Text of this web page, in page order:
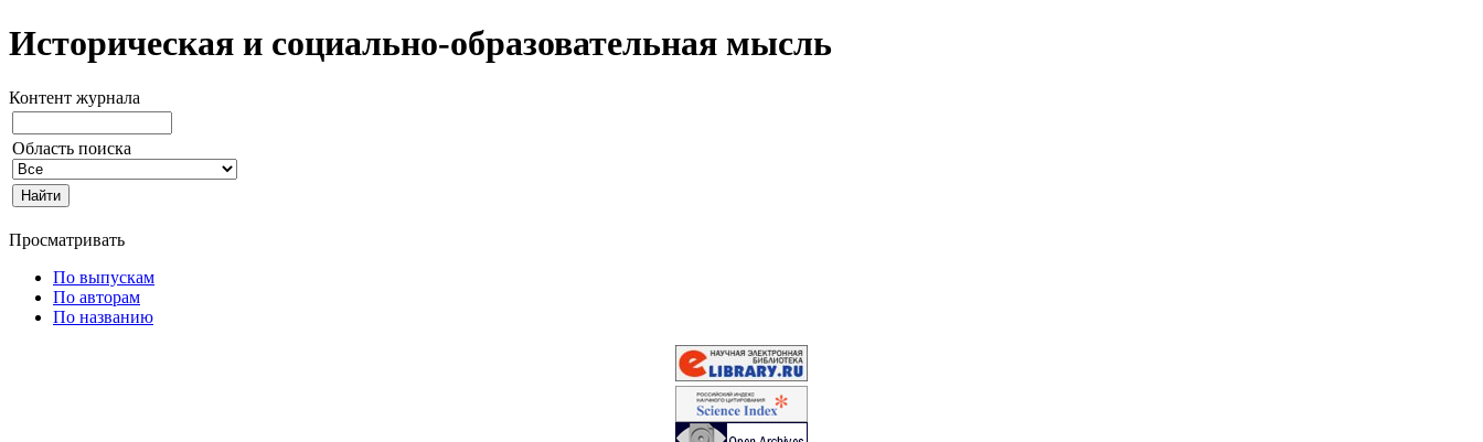
Историческая и социально-образовательная мысль
Контент журнала
Область поиска
Просматривать
По выпускам
По авторам
По названию